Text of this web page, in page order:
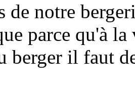
de notre
parce qu'à la
berger il faut